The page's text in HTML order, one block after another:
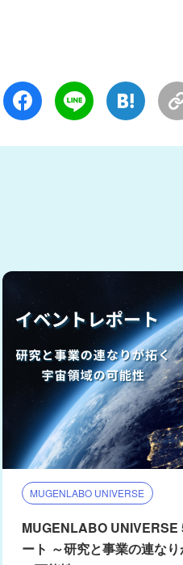
MUGENLABO UNIVERSE
MUGENLABO UNIVERSE
ート ～研究と事業の連な